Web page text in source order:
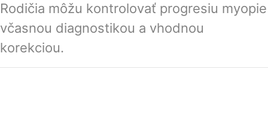
Rodičia môžu kontrolovať progresiu myopie
včasnou diagnostikou a vhodnou
korekciou.